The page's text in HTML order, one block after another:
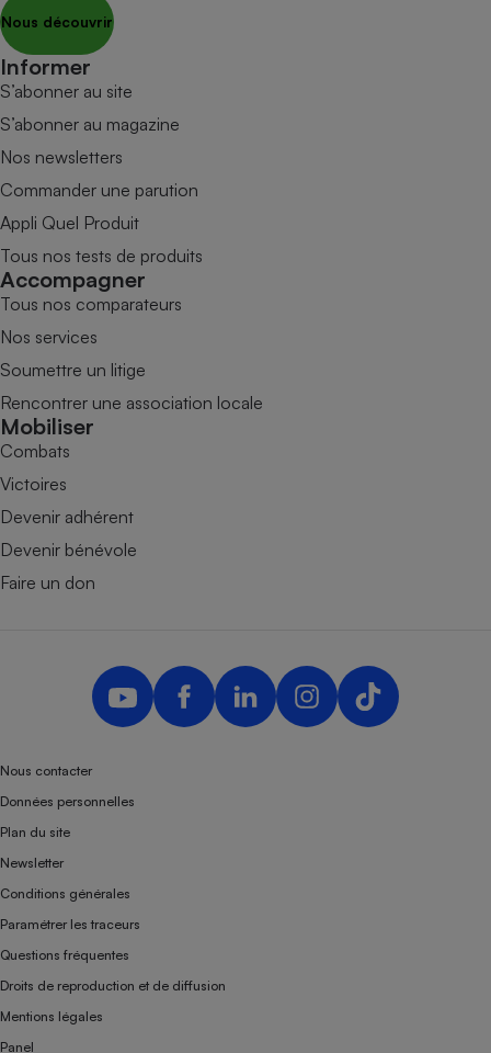
Nous découvrir
Informer
S’abonner au site
S’abonner au magazine
Nos newsletters
Commander une parution
Appli Quel Produit
Tous nos tests de produits
Accompagner
Tous nos comparateurs
Nos services
Soumettre un litige
Rencontrer une association locale
Mobiliser
Combats
Victoires
Devenir adhérent
Devenir bénévole
Faire un don
Nous contacter
Données personnelles
Plan du site
Newsletter
Conditions générales
Paramétrer les traceurs
Questions fréquentes
Droits de reproduction et de diffusion
Mentions légales
Panel